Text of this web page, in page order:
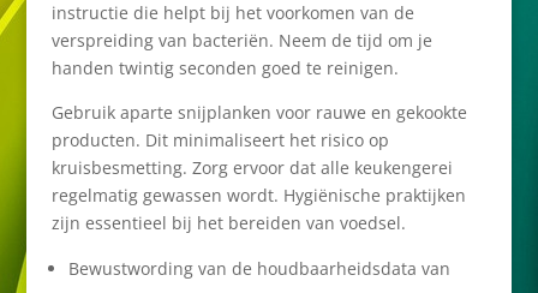
instructie die helpt bij het voorkomen van de
verspreiding van bacteriën. Neem de tijd om je
handen twintig seconden goed te reinigen.
Gebruik aparte snijplanken voor rauwe en gekookte
producten. Dit minimaliseert het risico op
kruisbesmetting. Zorg ervoor dat alle keukengerei
regelmatig gewassen wordt. Hygiënische praktijken
zijn essentieel bij het bereiden van voedsel.
Bewustwording van de houdbaarheidsdata van